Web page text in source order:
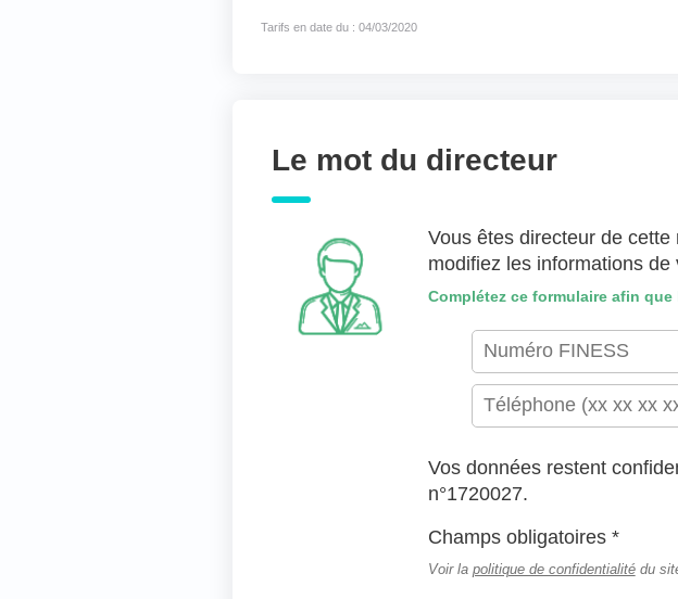
Tarifs en date du : 04/03/2020
Le mot du directeur
Vous êtes directeur de cette
modifiez les informations
Complétez ce formulaire afin
Vos données restent
n°1720027.
Champs obligatoires *
Voir la politique de confidentialitédu